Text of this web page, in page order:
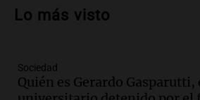
controvertidos
Audio.
para modificar proyecto
Lo más visto
Sociedad
Quién es Gerardo Gasparutti,